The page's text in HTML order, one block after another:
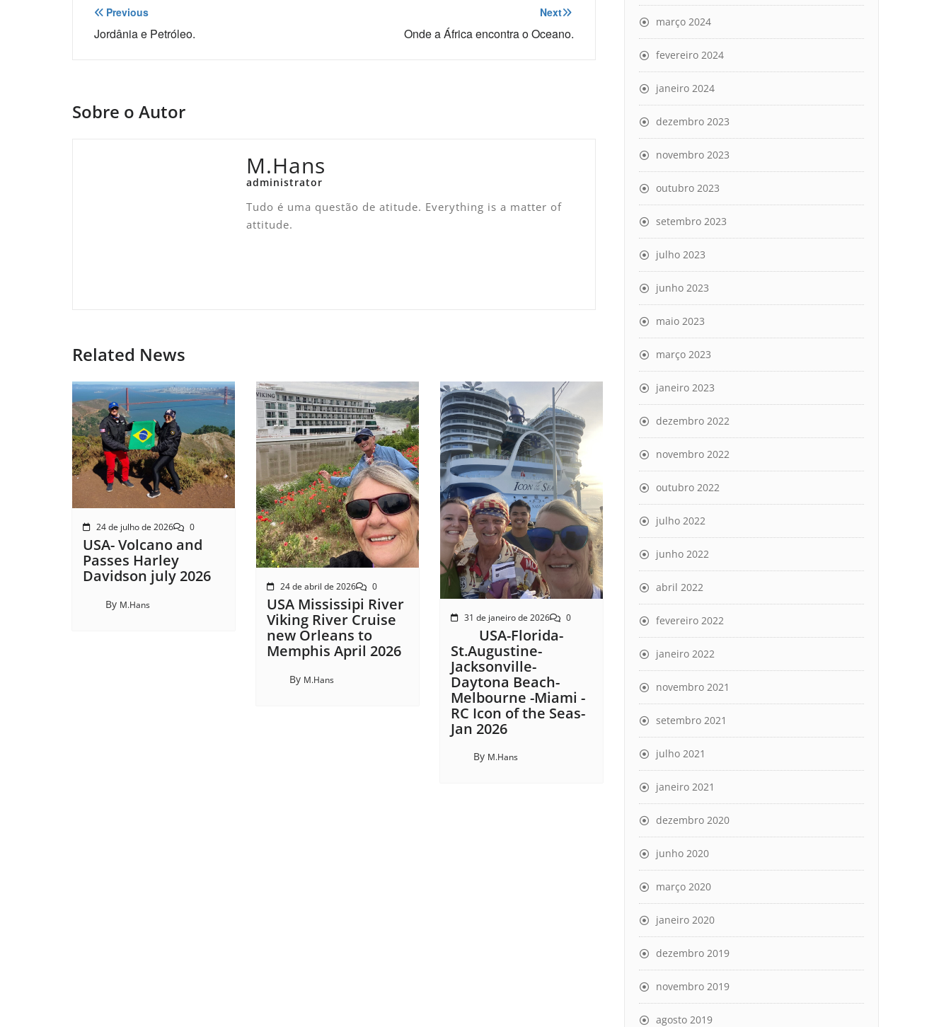
Navegação
de
Previous
Jordânia e Petróleo.
Next
Onde a África encontra o Oceano.
Sobre o Autor
M.Hans
administrator
Tudo é uma questão de atitude. Everything is a matter of
attitude.
Related News
24 de julho de 2026 0
USA- Volcano and
Passes Harley
Davidson july 2026
By M.Hans
24 de abril de 2026 0
USA Mississipi River
Viking River Cruise
new Orleans to
Memphis April 2026
By M.Hans
31 de janeiro de 2026 0
USA-Florida-
St.Augustine-
Jacksonville-
Daytona Beach-
Melbourne -Miami -
RC Icon of the Seas-
Jan 2026
By M.Hans
março 2024
fevereiro 2024
janeiro 2024
dezembro 2023
novembro 2023
outubro 2023
setembro 2023
julho 2023
junho 2023
maio 2023
março 2023
janeiro 2023
dezembro 2022
novembro 2022
outubro 2022
julho 2022
junho 2022
abril 2022
fevereiro 2022
janeiro 2022
novembro 2021
setembro 2021
julho 2021
janeiro 2021
dezembro 2020
junho 2020
março 2020
janeiro 2020
dezembro 2019
novembro 2019
agosto 2019